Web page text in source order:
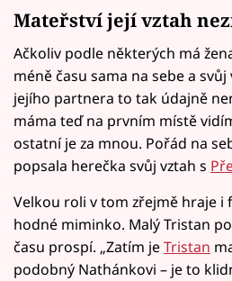
Mateřství její vztah
Ačkoliv podle některých má
méně času sama na sebe a
jejího partnera to tak údajně
máma teď na prvním místě
ostatní je za mnou. Pořád na
popsala herečka svůj vztah s
Velkou roli v tom zřejmě hraje i
hodné miminko. Malý Tristan
času prospí. „Zatím jeTristan
podobný Nathánkovi – je to